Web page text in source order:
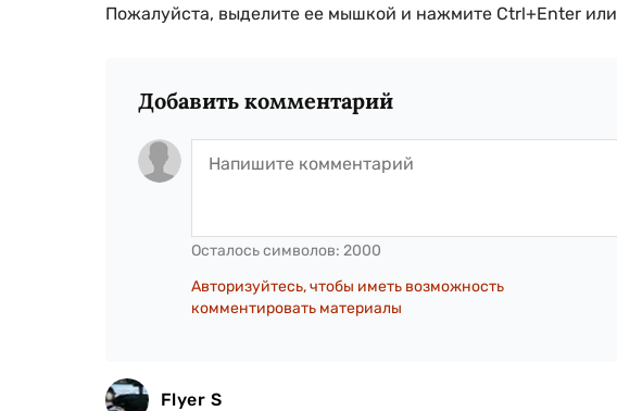
Пожалуйста, выделите ее мышкой и нажмите Ctrl+Enter или
Добавить комментарий
Осталось символов: 2000
Авторизуйтесь, чтобы иметь возможность
комментировать материалы
Flyer S